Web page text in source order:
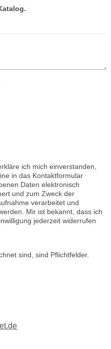
ich mich einverstanden,
in das Kontaktformular
Daten elektronisch
und zum Zweck der
verarbeitet und
Mir ist bekannt, dass ich
jederzeit widerrufen
sind, sind Pflichtfelder.